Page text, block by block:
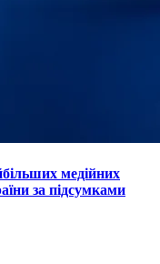
медійних
за підсумками